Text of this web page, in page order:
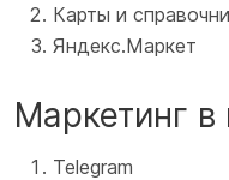
Карты и
Яндекс.Маркет
Маркетинг
Telegram